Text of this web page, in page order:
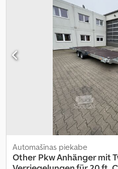
Automašīnas piekabe
Other Pkw Anhänger mit